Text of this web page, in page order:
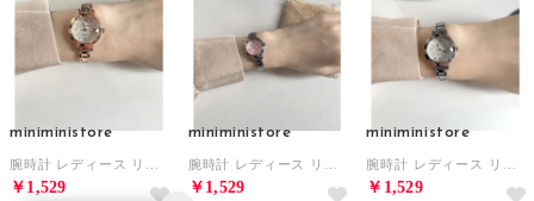
miniministore
￥1,529
miniministore
￥1,529
miniministore
￥1,529